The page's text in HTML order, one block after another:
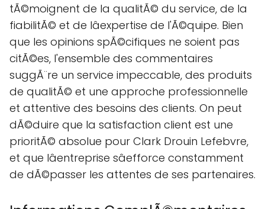
tÃ©moignent de la qualitÃ© du service, de la
fiabilitÃ© et de lâexpertise de l'Ã©quipe. Bien
que les opinions spÃ©cifiques ne soient pas
citÃ©es, l'ensemble des commentaires
suggÃ¨re un service impeccable, des produits
de qualitÃ© et une approche professionnelle
et attentive des besoins des clients. On peut
dÃ©duire que la satisfaction client est une
prioritÃ© absolue pour Clark Drouin Lefebvre,
et que lâentreprise sâefforce constamment
de dÃ©passer les attentes de ses partenaires.